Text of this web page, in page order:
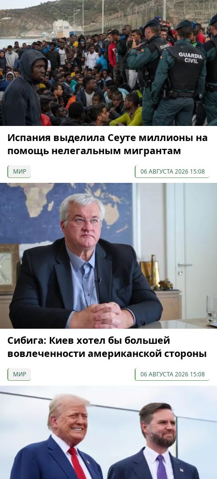
Испания выделила Сеуте миллионы на
помощь нелегальным мигрантам
МИР 06 АВГУСТА 2026 15:08
Сибига: Киев хотел бы большей
вовлеченности американской стороны
МИР 06 АВГУСТА 2026 15:08